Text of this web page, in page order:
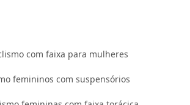
com faixa para mulheres
femininos com suspensórios